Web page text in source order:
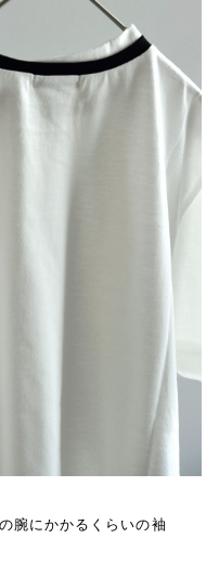
腕にかかるくらいの袖